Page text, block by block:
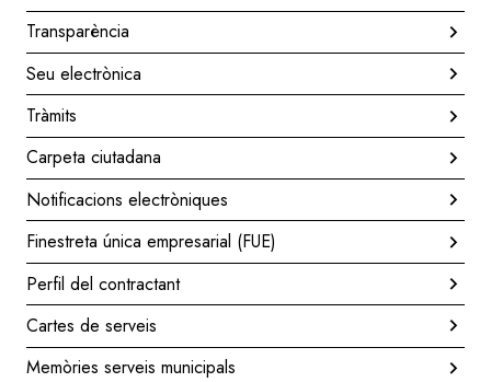
Navegació
principal
Transparència
Seu electrònica
Tràmits
Carpeta ciutadana
Notificacions electròniques
Finestreta única empresarial (FUE)
Perfil del contractant
Cartes de serveis
Memòries serveis municipals